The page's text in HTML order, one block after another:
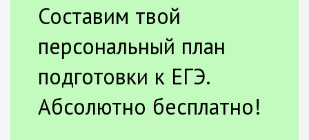
Составим твой
персональный план
подготовки к ЕГЭ.
Абсолютно бесплатно!